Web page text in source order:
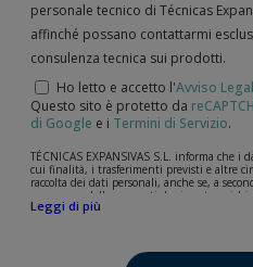
personale tecnico di Técnicas
affinché possano contattarmi
consulenza tecnica sui prodotti.
Ho letto e accetto l'Avviso
Questo sito è protetto da
di Google e i Termini di Servizio.
TÉCNICAS EXPANSIVAS S.L. informa che
cui finalità, i trasferimenti previsti e altre
raccolta dei dati personali, anche se, a
essere una delle seguenti: la risposta a
mantenimento della relazione stabilita, la
I dati contenuti nei nostri archivi sono
Leggi di più